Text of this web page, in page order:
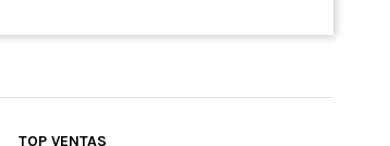
TOP VENTAS